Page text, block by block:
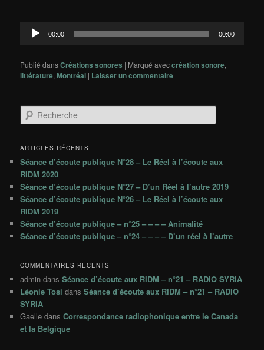
Lecteur
audio
00:00 00:00
Publié dansCréations sonores | Marqué aveccréation sonore,
littérature,Montréal | Laisser un commentaire
e
h
r
c
h
e
ARTICLES RÉCENTS
Séance d’écoute publique N°28 – Le Réel à l’écoute aux
RIDM 2020
Séance d’écoute publique N°27 – D’un Réel à l’autre 2019
Séance d’écoute publique N°26 – Le Réel à l’écoute aux
RIDM 2019
Séance d’écoute publique – n°25 – – – – Animalité
Séance d’écoute publique – n°24 – – – – D’un réel à l’autre
COMMENTAIRES RÉCENTS
admin dansSéance d’écoute aux RIDM – n°21 – RADIO SYRIA
Léonie Tosi dansSéance d’écoute aux RIDM – n°21 – RADIO
SYRIA
Gaelle dansCorrespondance radiophonique entre le Canada
et la Belgique